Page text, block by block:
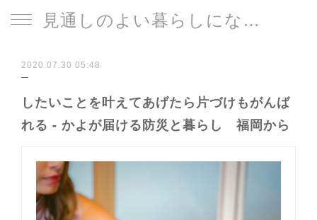
見通しのよい暮らしになる片づけサイト
2020.07.30 05:48
したいことを叶えてあげたら片づけもがんば
れる - かよが届ける防災と暮らし 福岡から